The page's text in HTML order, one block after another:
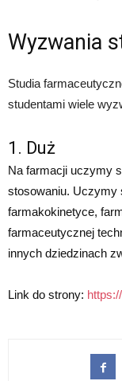
Wyzwania
Studia
studentami wiele
1. Duż
Na farmacji uczymy
stosowaniu. Uczymy
farmakokinetyce,
farmaceutycznej
innych dziedzinach
Link do strony: